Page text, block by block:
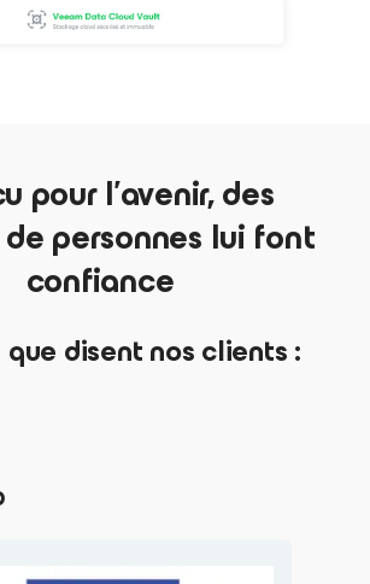
pour l’avenir, des
personnes lui font
confiance
disent nos clients :